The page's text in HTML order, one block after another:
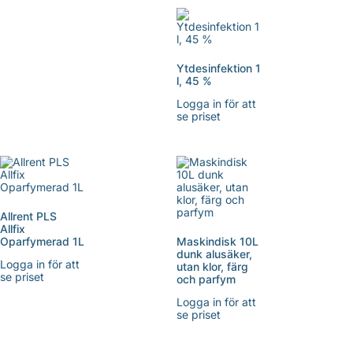
Ytdesinfektion 1
l, 45 %
Logga in för att
se priset
Allrent PLS
Allfix
Oparfymerad 1L
Logga in för att
se priset
Maskindisk 10L
dunk alusäker,
utan klor, färg
och parfym
Logga in för att
se priset